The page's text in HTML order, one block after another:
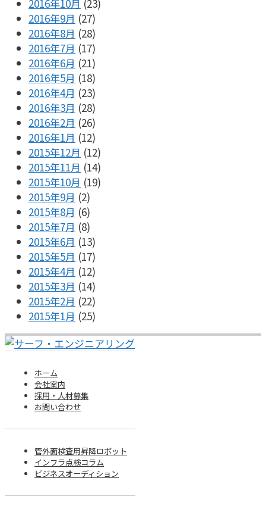
2016年10月 (23)
2016年9月 (27)
2016年8月 (28)
2016年7月 (17)
2016年6月 (21)
2016年5月 (18)
2016年4月 (23)
2016年3月 (28)
2016年2月 (26)
2016年1月 (12)
2015年12月 (12)
2015年11月 (14)
2015年10月 (19)
2015年9月 (2)
2015年8月 (6)
2015年7月 (8)
2015年6月 (13)
2015年5月 (17)
2015年4月 (12)
2015年3月 (14)
2015年2月 (22)
2015年1月 (25)
ホーム
会社案内
採用・人材募集
お問い合わせ
管外面検査用昇降ロボット
インフラ点検コラム
ビジネスオーディション